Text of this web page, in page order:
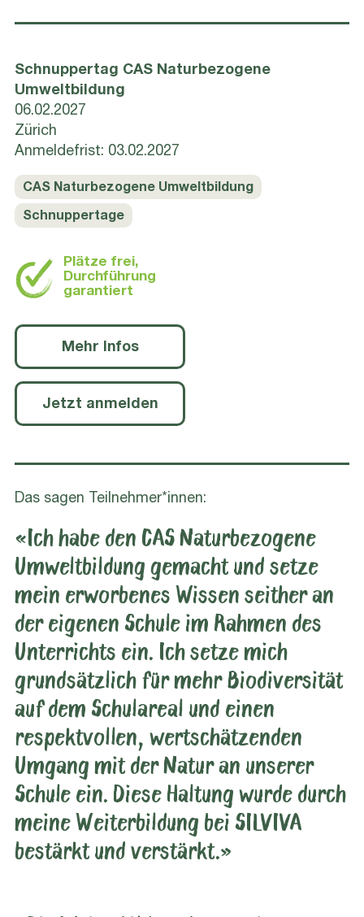
Schnuppertag CAS Naturbezogene
Umweltbildung
06.02.2027
Zürich
Anmeldefrist: 03.02.2027
CAS Naturbezogene Umweltbildung
Schnuppertage
Plätze frei,
Durchführung
garantiert
Mehr Infos
Jetzt anmelden
Das sagen Teilnehmer*innen:
«Ich habe den CAS Naturbezogene
Umweltbildung gemacht und setze
mein erworbenes Wissen seither an
der eigenen Schule im Rahmen des
Unterrichts ein. Ich setze mich
grundsätzlich für mehr Biodiversität
auf dem Schulareal und einen
respektvollen, wertschätzenden
Umgang mit der Natur an unserer
Schule ein. Diese Haltung wurde durch
meine Weiterbildung bei SILVIVA
bestärkt und verstärkt.»